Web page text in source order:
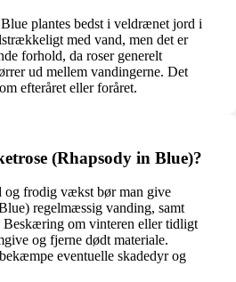
plantes bedst i veldrænet jord i
med vand, men det er
forhold, da roser generelt
ud mellem vandingerne. Det
efteråret eller foråret.
(Rhapsody in Blue)?
og frodig vækst bør man give
regelmæssig vanding, samt
om vinteren eller tidligt
og fjerne dødt materiale.
eventuelle skadedyr og